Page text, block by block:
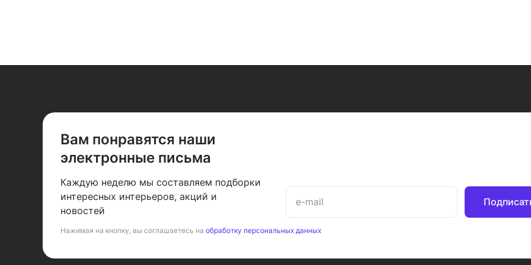
Вам понравятся наши
электронные письма
Каждую неделю мы составляем подборки
интересных интерьеров, акций и
новостей
Нажимая на кнопку, вы соглашаетесь на обработку персональных данных